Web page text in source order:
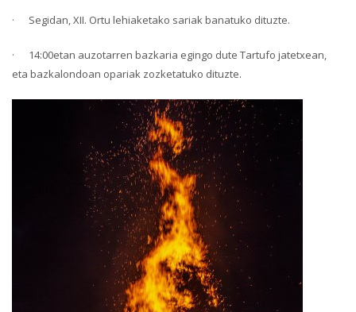
· Segidan, XII. Ortu lehiaketako sariak banatuko dituzte.
· 14:00etan auzotarren bazkaria egingo dute Tartufo jatetxean,
eta bazkalondoan opariak zozketatuko dituzte.